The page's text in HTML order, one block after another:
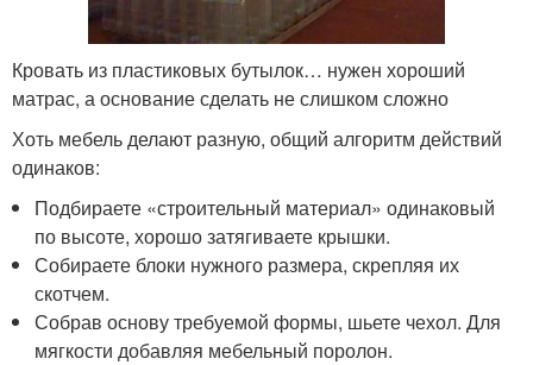
Кровать из пластиковых бутылок… нужен хороший
матрас, а основание сделать не слишком сложно
Хоть мебель делают разную, общий алгоритм действий
одинаков:
Подбираете «строительный материал» одинаковый
по высоте, хорошо затягиваете крышки.
Собираете блоки нужного размера, скрепляя их
скотчем.
Собрав основу требуемой формы, шьете чехол. Для
мягкости добавляя мебельный поролон.